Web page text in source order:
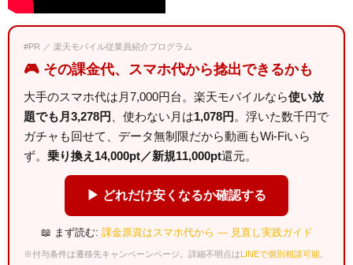
#PR ／ 楽天モバイル従業員紹介プログラム
🎮 その課金代、スマホ代から捻出できるかも
大手のスマホ代は月7,000円台。楽天モバイルなら使い放
題でも月3,278円
、使わない月は1,078円 。浮いた数千円で
ガチャも回せて、データ無制限だから動画もWi-Fiいら
ず。 乗り換え14,000pt／新規11,000pt還元。
▶ どれだけ安くなるか確認する
📖 まず読む: 課金原資はスマホ代から — 見直し実践ガイド
※付与条件は遷移先キャンペーンページ。詳細不明点はLINEで個別相談可能